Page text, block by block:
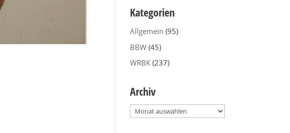
Kategorien
Allgemein (95)
BBW (45)
WRBK (237)
Archiv
Archiv